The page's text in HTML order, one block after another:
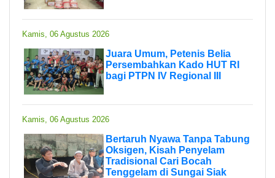
Kamis, 06 Agustus 2026
Juara Umum, Petenis Belia
Persembahkan Kado HUT RI
bagi PTPN IV Regional III
Kamis, 06 Agustus 2026
Bertaruh Nyawa Tanpa Tabung
Oksigen, Kisah Penyelam
Tradisional Cari Bocah
Tenggelam di Sungai Siak